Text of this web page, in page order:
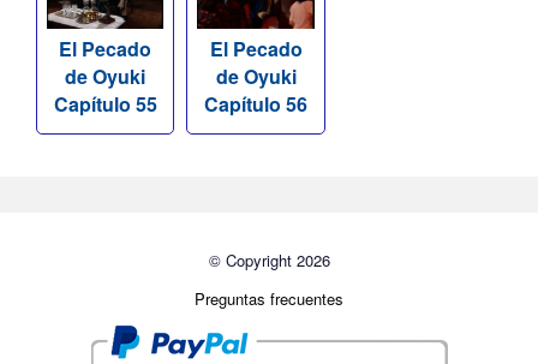
El Pecado
de Oyuki
Capítulo 55
El Pecado
de Oyuki
Capítulo 56
© Copyright 2026
Preguntas frecuentes